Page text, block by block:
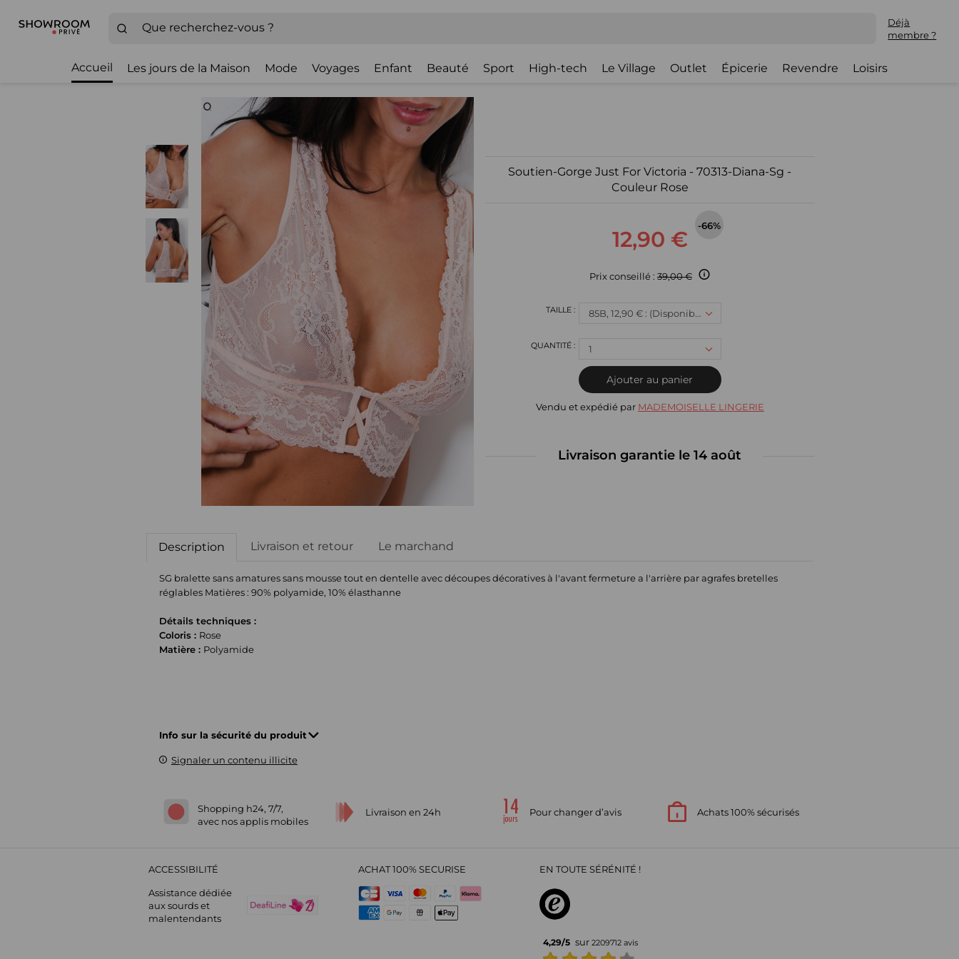
Déjà
membre ?
Accueil Les jours de la Maison Mode Voyages Enfant Beauté Sport High-tech Le Village Outlet Épicerie Revendre Loisirs
Soutien-Gorge Just For Victoria - 70313-Diana-Sg -
Couleur Rose
12,90 €
-66%
Prix conseillé : 39,00 €
85B, 12,90 € : (Disponible)
1
Ajouter au panier
Vendu et expédié par MADEMOISELLE LINGERIE
Livraison garantie le 14 août
Description Livraison et retour Le marchand
SG bralette sans amatures sans mousse tout en dentelle avec découpes décoratives à l'avant fermeture a l'arrière par agrafes bretelles
réglables Matières : 90% polyamide, 10% élasthanne
Détails techniques :
Coloris : Rose
Matière : Polyamide
Info sur la sécurité du produit
Signaler un contenu illicite
Shopping h24, 7/7,
avec nos applis mobiles
Livraison en 24h Pour changer d’avis Achats 100% sécurisés
ACCESSIBILITÉ
Assistance dédiée
aux sourds et
malentendants
ACHAT 100% SECURISE EN TOUTE SÉRÉNITÉ !
4,29/5 sur 2209712avis